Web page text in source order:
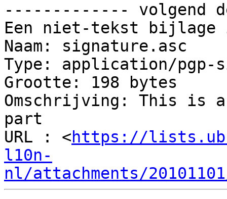
------------- volgend
Een niet-tekst
Naam: signature.asc
Type: application/pgp-
Grootte: 198 bytes
Omschrijving: This is
part
URL : <https://
l10n-
nl/attachments/